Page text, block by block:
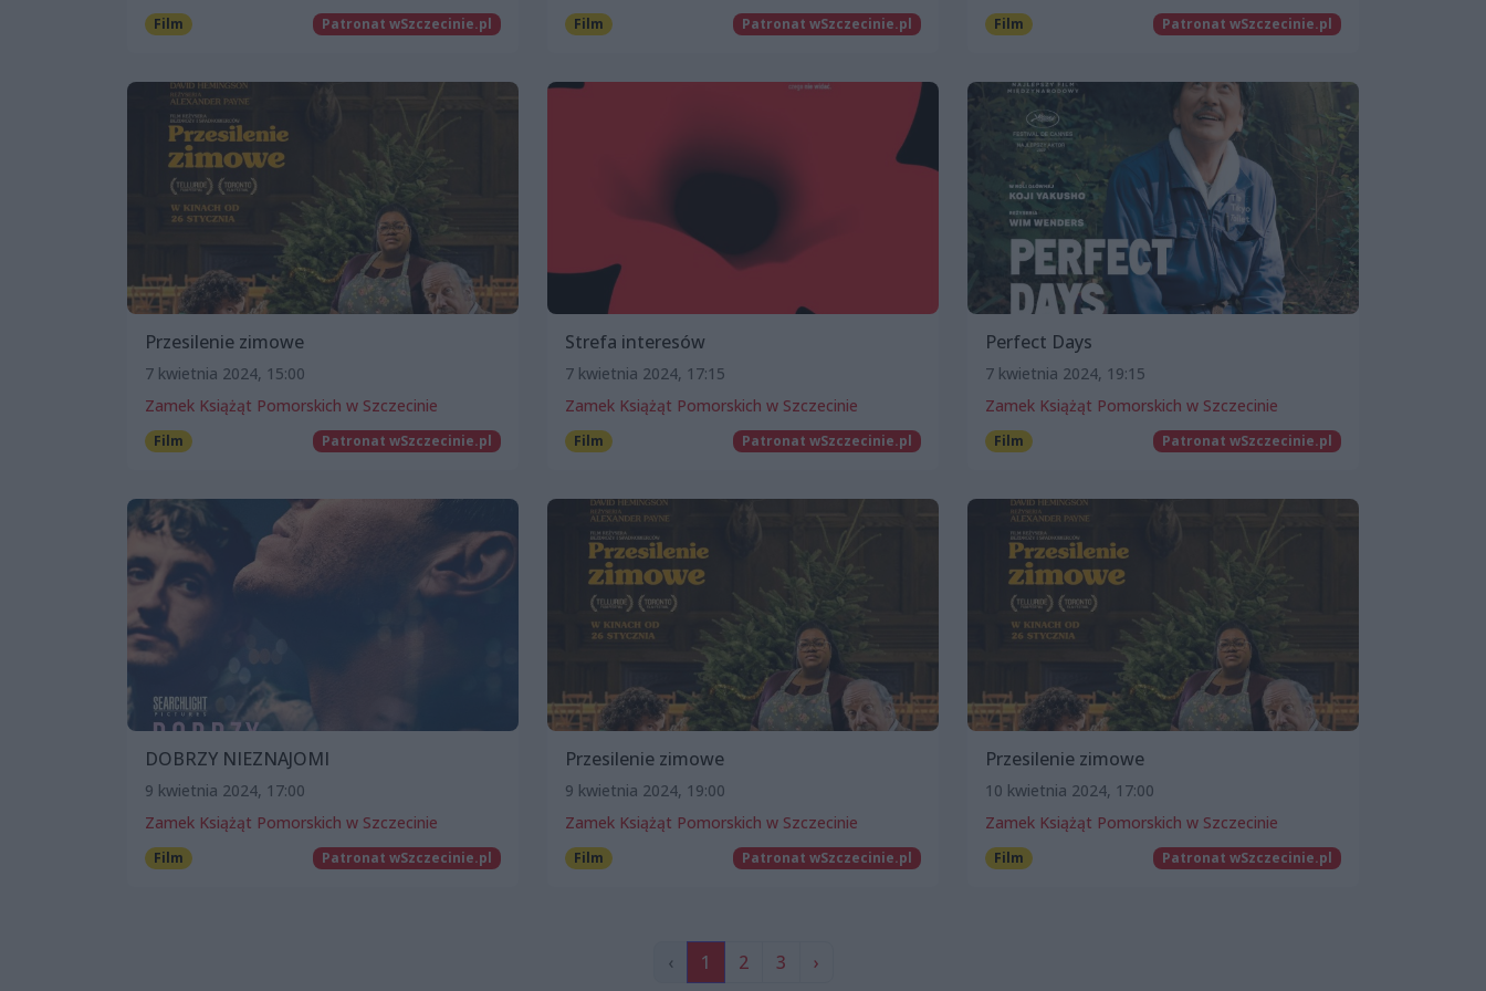
Film Patronat wSzczecinie.pl Film Patronat wSzczecinie.pl Film Patronat wSzczecinie.pl
Przesilenie zimowe
7 kwietnia 2024, 15:00
Zamek Książąt Pomorskich w Szczecinie
Film Patronat wSzczecinie.pl
Strefa interesów
7 kwietnia 2024, 17:15
Zamek Książąt Pomorskich w Szczecinie
Film Patronat wSzczecinie.pl
Perfect Days
7 kwietnia 2024, 19:15
Zamek Książąt Pomorskich w Szczecinie
Film Patronat wSzczecinie.pl
DOBRZY NIEZNAJOMI
9 kwietnia 2024, 17:00
Zamek Książąt Pomorskich w Szczecinie
Film Patronat wSzczecinie.pl
Przesilenie zimowe
9 kwietnia 2024, 19:00
Zamek Książąt Pomorskich w Szczecinie
Film Patronat wSzczecinie.pl
Przesilenie zimowe
10 kwietnia 2024, 17:00
Zamek Książąt Pomorskich w Szczecinie
Film Patronat wSzczecinie.pl
‹ 1 2 3 ›